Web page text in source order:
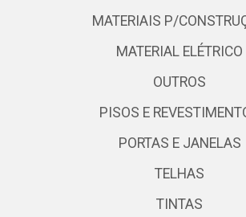
MATERIAIS P/
MATERIAL ELÉTRICO
OUTROS
PISOS E
PORTAS E JANELAS
TELHAS
TINTAS